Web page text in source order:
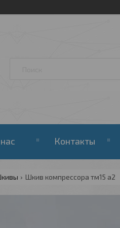
Контакты
Шкив компрессора тм15 a2